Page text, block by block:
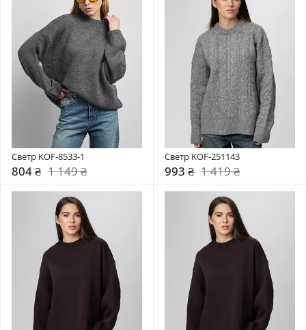
Светр KOF-8533-1
804 ₴ 1 149 ₴
Светр KOF-251143
993 ₴ 1 419 ₴